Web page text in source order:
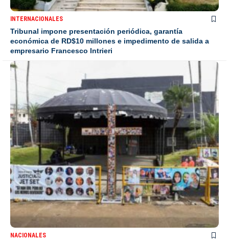
INTERNACIONALES
Tribunal impone presentación periódica, garantía
económica de RD$10 millones e impedimento de salida a
empresario Francesco Intrieri
NACIONALES